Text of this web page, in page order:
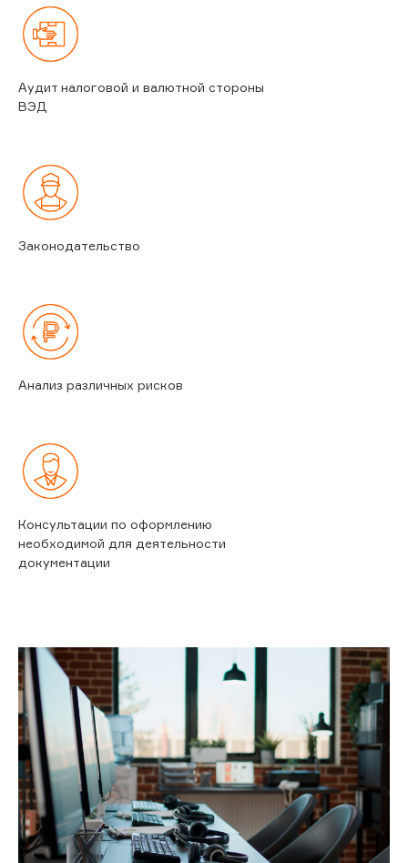
Аудит налоговой и валютной стороны
ВЭД
Законодательство
Анализ различных рисков
Консультации по оформлению
необходимой для деятельности
документации